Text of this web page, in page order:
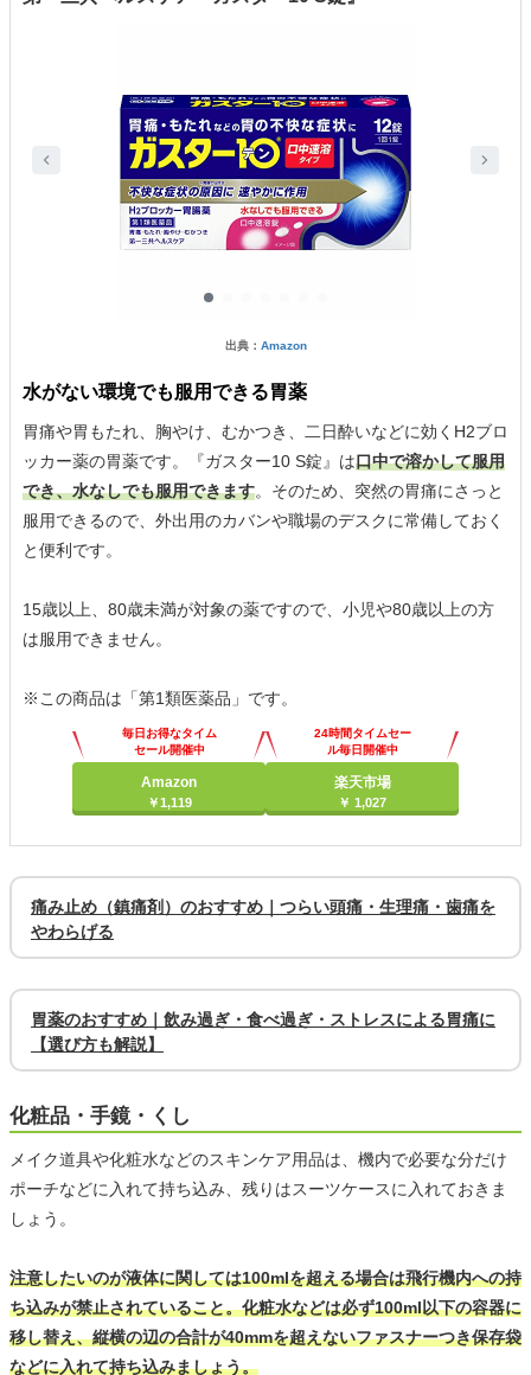
出典： Amazon
水がない環境でも服用できる胃薬
胃痛や胃もたれ、胸やけ、むかつき、二日酔いなどに効くH2ブロ
ッカー薬の胃薬です。『ガスター10 S錠』は口中で溶かして服用
でき、水なしでも服用できます。そのため、突然の胃痛にさっと
服用できるので、外出用のカバンや職場のデスクに常備しておく
と便利です。
15歳以上、80歳未満が対象の薬ですので、小児や80歳以上の方
は服用できません。
※この商品は「第1類医薬品」です。
毎日お得なタイム
セール開催中
Amazon
￥1,119
24時間タイムセー
ル毎日開催中
楽天市場
￥ 1,027
痛み止め（鎮痛剤）のおすすめ｜つらい頭痛・生理痛・歯痛を
やわらげる
胃薬のおすすめ｜飲み過ぎ・食べ過ぎ・ストレスによる胃痛に
【選び方も解説】
化粧品・手鏡・くし
メイク道具や化粧水などのスキンケア用品は、機内で必要な分だけ
ポーチなどに入れて持ち込み、残りはスーツケースに入れておきま
しょう。
注意したいのが液体に関しては100mlを超える場合は飛行機内への持
ち込みが禁止されていること。化粧水などは必ず100ml以下の容器に
移し替え、縦横の辺の合計が40mmを超えないファスナーつき保存袋
などに入れて持ち込みましょう。